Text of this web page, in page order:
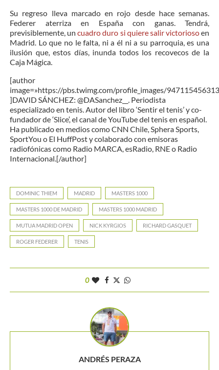
Su regreso lleva marcado en rojo desde hace semanas.
Federer aterriza en España con ganas. Tendrá,
previsiblemente, uncuadro duro si quiere salir victoriosoen
Madrid. Lo que no le falta, ni a él ni a su parroquia, es una
ilusión que, estos días, inunda todos los recovecos de la
Caja Mágica.
[author
image=»https://pbs.twimg.com/profile_images/
]DAVID SÁNCHEZ: @DASanchez__. Periodista
especializado en tenis. Autor del libro ‘Sentir el tenis’ y co-
fundador de ‘Slice’, el canal de YouTube del tenis en español.
Ha publicado en medios como CNN Chile, Sphera Sports,
SportYou o El HuffPost y colaborado con emisoras
radiofónicas como Radio MARCA, esRadio, RNE o Radio
Internacional.[/author]
DOMINIC THIEM MADRID MASTERS 1000
MASTERS 1000 DE MADRID MASTERS 1000 MADRID
MUTUA MADRID OPEN NICK KYRGIOS RICHARD GASQUET
ROGER FEDERER TENIS
0
ANDRÉS PERAZA